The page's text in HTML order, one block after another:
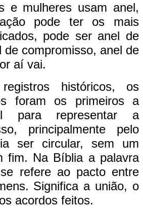
e mulheres usam anel,
pode ter os mais
pode ser anel de
de compromisso, anel de
aí vai.
históricos, os
foram os primeiros a
para representar a
principalmente pelo
ser circular, sem um
fim. Na Bíblia a palavra
refere ao pacto entre
Significa a união, o
acordos feitos.